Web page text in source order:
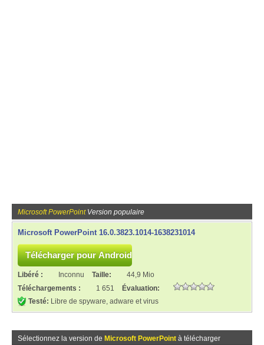
Microsoft PowerPointVersion populaire
Microsoft PowerPoint 16.0.3823.1014-1638231014
Libéré : Inconnu Taille:
44,9 Mio
Téléchargements :
1 651
Évaluation:
Testé: Libre de spyware, adware et virus
Sélectionnez la version de Microsoft PowerPoint à télécharger